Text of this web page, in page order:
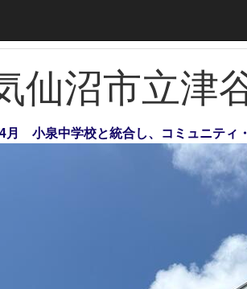
仙沼市立津
月 小泉中学校と統合し、コミュニティ